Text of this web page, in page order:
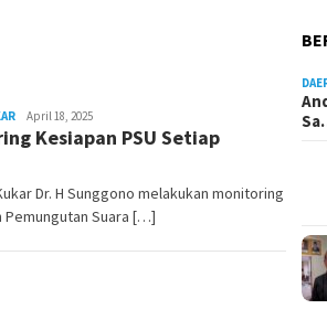
Admin
Pesut
April 18, 2025
Kesiapan PSU Setiap
Dr. H Sunggono melakukan monitoring
Pemungutan Suara […]